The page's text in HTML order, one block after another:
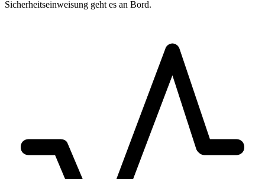
Sicherheitseinweisung geht es an Bord.